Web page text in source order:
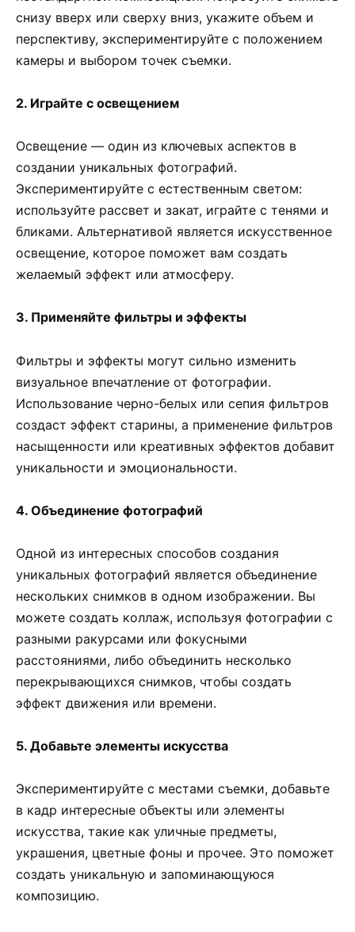
снизу вверх или сверху вниз, укажите объем и
перспективу, экспериментируйте с положением
камеры и выбором точек съемки.
2. Играйте с освещением
Освещение — один из ключевых аспектов в
создании уникальных фотографий.
Экспериментируйте с естественным светом:
используйте рассвет и закат, играйте с тенями и
бликами. Альтернативой является искусственное
освещение, которое поможет вам создать
желаемый эффект или атмосферу.
3. Применяйте фильтры и эффекты
Фильтры и эффекты могут сильно изменить
визуальное впечатление от фотографии.
Использование черно-белых или сепия фильтров
создаст эффект старины, а применение фильтров
насыщенности или креативных эффектов добавит
уникальности и эмоциональности.
4. Объединение фотографий
Одной из интересных способов создания
уникальных фотографий является объединение
нескольких снимков в одном изображении. Вы
можете создать коллаж, используя фотографии с
разными ракурсами или фокусными
расстояниями, либо объединить несколько
перекрывающихся снимков, чтобы создать
эффект движения или времени.
5. Добавьте элементы искусства
Экспериментируйте с местами съемки, добавьте
в кадр интересные объекты или элементы
искусства, такие как уличные предметы,
украшения, цветные фоны и прочее. Это поможет
создать уникальную и запоминающуюся
композицию.